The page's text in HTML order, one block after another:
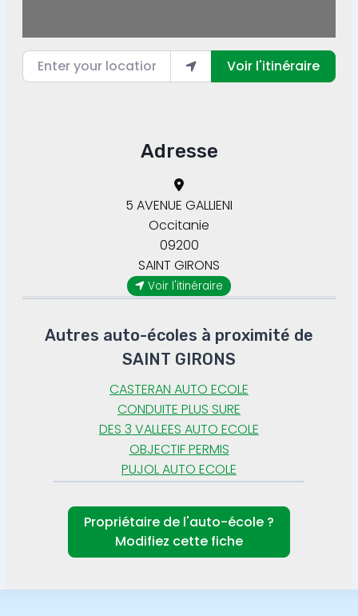
Enter your location
Voir l'itinéraire
Adresse
5 AVENUE GALLIENI
SAINT GIRONS
Occitanie
09200
Voir l'itinéraire
Autres auto-écoles à proximité de
SAINT GIRONS
CASTERAN AUTO ECOLE
CONDUITE PLUS SURE
DES 3 VALLEES AUTO ECOLE
OBJECTIF PERMIS
PUJOL AUTO ECOLE
Propriétaire de l'auto-école ?
Modifiez cette fiche